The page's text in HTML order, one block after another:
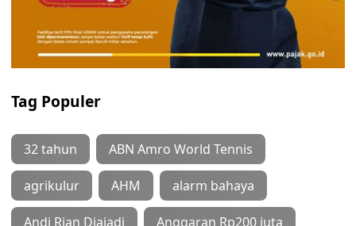
Tag Populer
32 tahun ABN Amro World Tennis
agrikulur AHM alarm bahaya
Andi Rian Djajadi Anggaran Rp200 juta